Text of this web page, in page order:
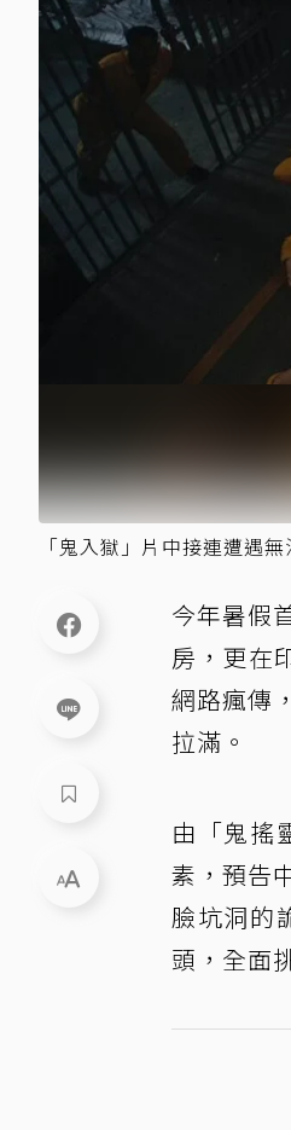
「鬼入獄」片中接連遭遇
今年暑假
房，更在
網路瘋傳
拉滿。
由「鬼搖
素，預告
臉坑洞的
頭，全面